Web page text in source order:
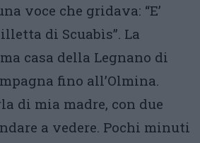
voce che gridava: “E’
di Scuabìs”. La
casa della Legnano di
fino all’Olmina.
di mia madre, con due
a vedere. Pochi minuti